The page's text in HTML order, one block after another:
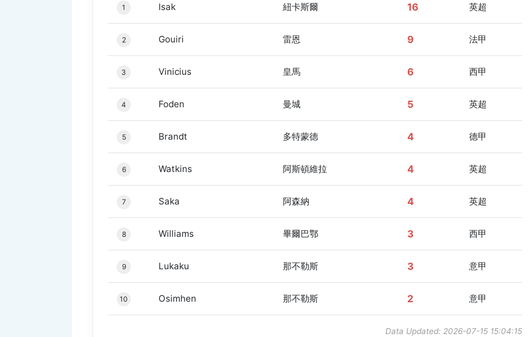
1 Isak 紐卡斯爾 16 英超
2 Gouiri 雷恩 9 法甲
3 Vinicius 皇馬 6 西甲
4 Foden 曼城 5 英超
5 Brandt 多特蒙德 4 德甲
6 Watkins 阿斯頓維拉 4 英超
7 Saka 阿森納 4 英超
8 Williams 畢爾巴鄂 3 西甲
9 Lukaku 那不勒斯 3 意甲
10 Osimhen 那不勒斯 2 意甲
Data Updated: 2026-07-15 15:04:15